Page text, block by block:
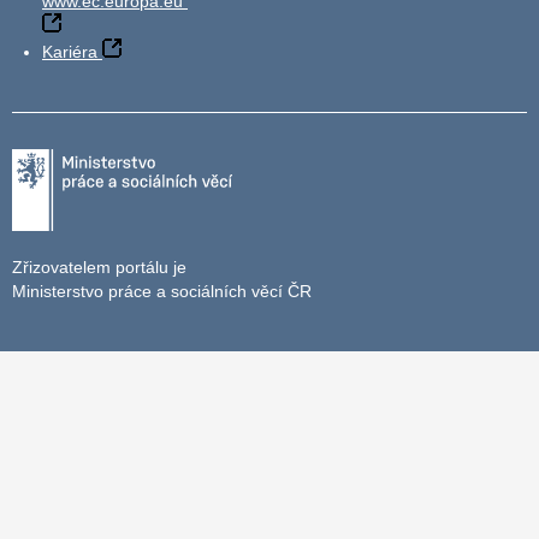
Kariéra
Zřizovatelem portálu je
Ministerstvo práce a sociálních věcí ČR